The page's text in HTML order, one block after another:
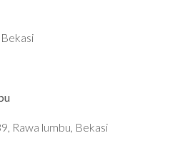
Bekasi
Rawa lumbu, Bekasi